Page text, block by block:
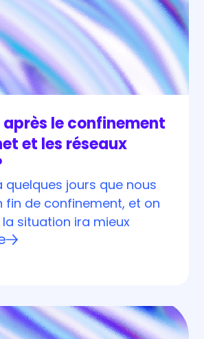
après le confinement
et les réseaux
quelques jours que nous
fin de confinement, et on
situation ira mieux